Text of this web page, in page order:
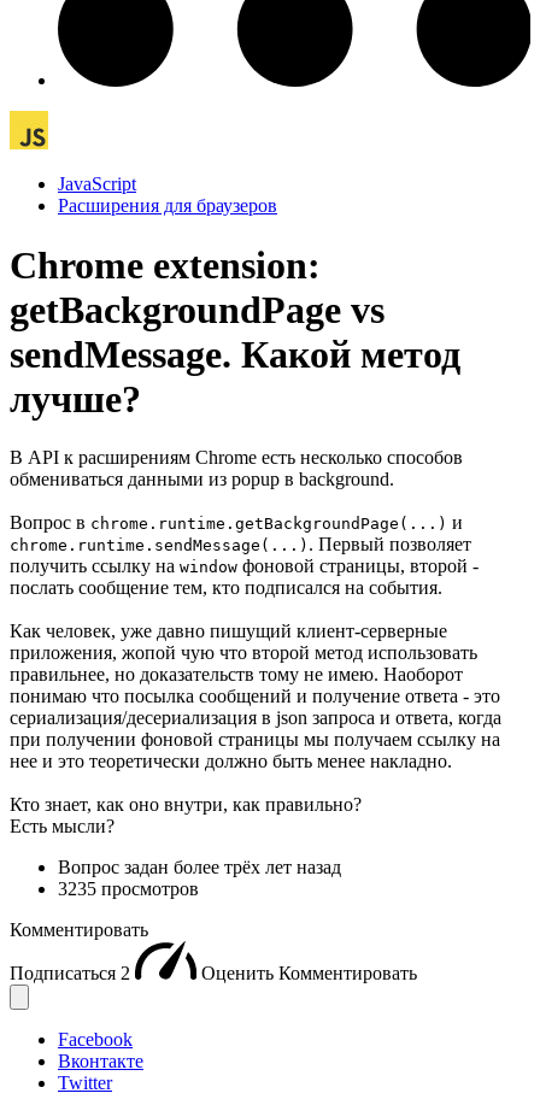
JavaScript
Расширения для браузеров
Chrome extension:
getBackgroundPage vs
sendMessage. Какой метод
лучше?
В API к расширениям Chrome есть несколько способов
обмениваться данными из popup в background.
Вопрос в chrome.runtime.getBackgroundPage(...) и
chrome.runtime.sendMessage(...) . Первый позволяет
получить ссылку на window фоновой страницы, второй -
послать сообщение тем, кто подписался на события.
Как человек, уже давно пишущий клиент-серверные
приложения, жопой чую что второй метод использовать
правильнее, но доказательств тому не имею. Наоборот
понимаю что посылка сообщений и получение ответа - это
сериализация/десериализация в json запроса и ответа, когда
при получении фоновой страницы мы получаем ссылку на
нее и это теоретически должно быть менее накладно.
Кто знает, как оно внутри, как правильно?
Есть мысли?
Вопрос задан более трёх лет назад
3235 просмотров
Комментировать
Подписаться 2 Оценить Комментировать
Facebook
Вконтакте
Twitter